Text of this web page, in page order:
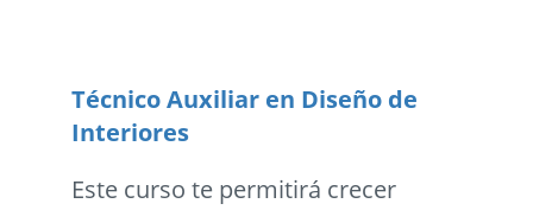
Técnico Auxiliar en Diseño de
Interiores
Este curso te permitirá crecer